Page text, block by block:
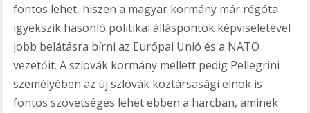
fontos lehet, hiszen a magyar kormány már régóta
igyekszik hasonló politikai álláspontok képviseletével
jobb belátásra bírni az Európai Unió és a NATO
vezetőit. A szlovák kormány mellett pedig Pellegrini
személyében az új szlovák köztársasági elnök is
fontos szövetséges lehet ebben a harcban, aminek